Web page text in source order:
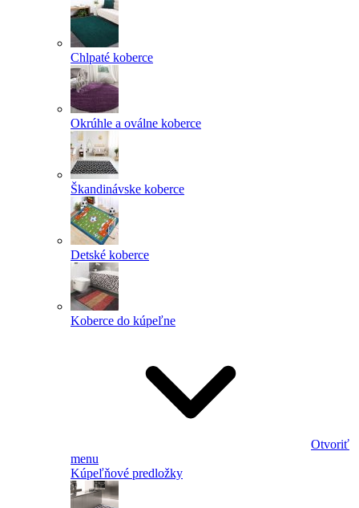
Chlpaté koberce
Okrúhle a oválne koberce
Škandinávske koberce
Detské koberce
Koberce do kúpeľne
Otvoriť
menu
Kúpeľňové predložky